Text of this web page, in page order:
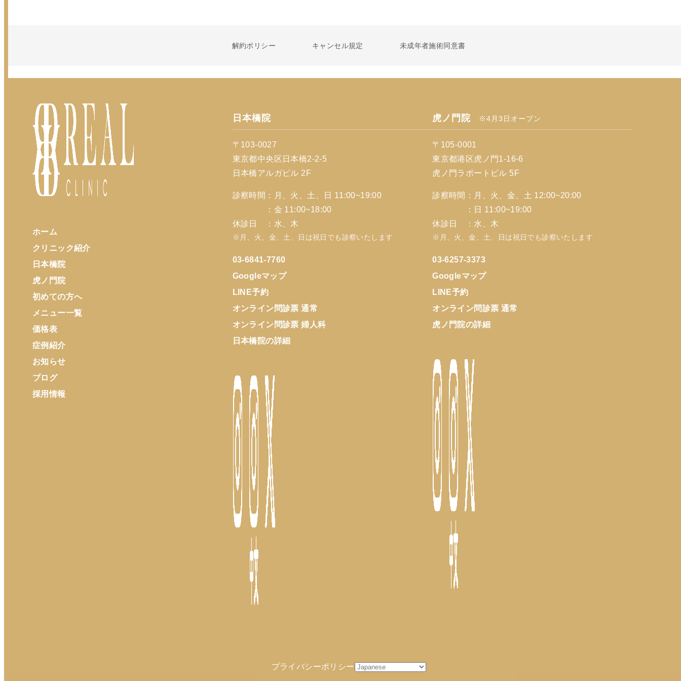
解約ポリシー キャンセル規定 未成年者施術同意書
ホーム
クリニック紹介
日本橋院
虎ノ門院
初めての方へ
メニュー一覧
価格表
症例紹介
お知らせ
ブログ
採用情報
日本橋院
〒103-0027
東京都中央区日本橋2-2-5
日本橋アルガビル 2F
診察時間：月、火、土、日 11:00~19:00
：金 11:00~18:00
休診日 ：水、木
※月、火、金、土、日は祝日でも診察いたします
03-6841-7760
Googleマップ
LINE予約
オンライン問診票 通常
オンライン問診票 婦人科
日本橋院の詳細
虎ノ門院 ※4月3日オープン
〒105-0001
東京都港区虎ノ門1-16-6
虎ノ門ラポートビル 5F
診察時間：月、火、金、土 12:00~20:00
：日 11:00~19:00
休診日 ：水、木
※月、火、金、土、日は祝日でも診察いたします
03-6257-3373
Googleマップ
LINE予約
オンライン問診票 通常
虎ノ門院の詳細
プライバシーポリシー